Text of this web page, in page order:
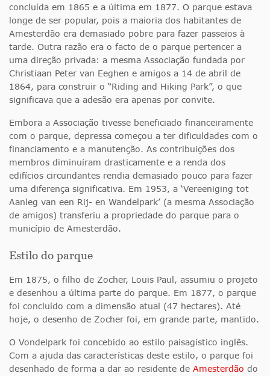
concluída em 1865 e a última em 1877. O parque estava
longe de ser popular, pois a maioria dos habitantes de
Amesterdão era demasiado pobre para fazer passeios à
tarde. Outra razão era o facto de o parque pertencer a
uma direção privada: a mesma Associação fundada por
Christiaan Peter van Eeghen e amigos a 14 de abril de
1864, para construir o “Riding and Hiking Park”, o que
significava que a adesão era apenas por convite.
Embora a Associação tivesse beneficiado financeiramente
com o parque, depressa começou a ter dificuldades com o
financiamento e a manutenção. As contribuições dos
membros diminuíram drasticamente e a renda dos
edifícios circundantes rendia demasiado pouco para fazer
uma diferença significativa. Em 1953, a ‘Vereeniging tot
Aanleg van een Rij- en Wandelpark’ (a mesma Associação
de amigos) transferiu a propriedade do parque para o
município de Amesterdão.
Estilo do parque
Em 1875, o filho de Zocher, Louis Paul, assumiu o projeto
e desenhou a última parte do parque. Em 1877, o parque
foi concluído com a dimensão atual (47 hectares). Até
hoje, o desenho de Zocher foi, em grande parte, mantido.
O Vondelpark foi concebido ao estilo paisagístico inglês.
Com a ajuda das características deste estilo, o parque foi
desenhado de forma a dar ao residente de Amesterdão do